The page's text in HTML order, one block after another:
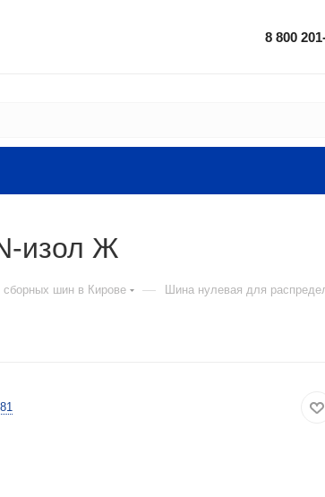
8 800
изол Ж
шин в Кирове — Шина нулевая для